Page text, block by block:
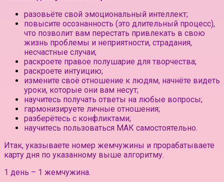
разовьёте свой эмоциональный интеллект;
повысите осознанность (это длительный процесс),
что позволит вам перестать привлекать в свою
жизнь проблемы и неприятности, страдания,
несчастные случаи;
раскроете правое полушарие для творчества;
раскроете интуицию;
измените своё отношение к людям, начнёте видеть
уроки, которые они вам несут;
научитесь получать ответы на любые вопросы;
гармонизируете личные отношения;
разберётесь с конфликтами;
научитесь пользоваться МАК самостоятельно.
Итак, указываете номер жемчужины и прорабатываете
карту дня по указанному выше алгоритму.
1 день – 1 жемчужина.